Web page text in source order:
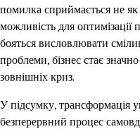
помилка сприймається не як
можливість для оптимізації
бояться висловлювати
проблеми, бізнес стає
зовнішніх криз.
У підсумку, трансформація
безперервний процес